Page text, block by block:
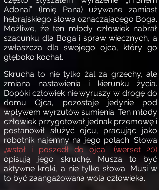
Adonai” (Imię Pana) używane zamiast
hebrajskiego słowa oznaczającego Boga.
Możliwe, że ten młody człowiek nabrał
szacunku dla Boga i spraw wiecznych, a
zwłaszcza dla swojego ojca, który go
głęboko kochał.
Skrucha to nie tylko żal za grzechy, ale
zmiana nastawienia i kierunku życia.
Dopóki człowiek nie wyruszy w drogę do
domu Ojca, pozostaje jedynie pod
wpływem wyrzutów sumienia. Ten młody
człowiek przygotował jednak przemowę i
postanowił służyć ojcu, pracując jako
robotnik najemny na jego polach. Słowa
„wstał i poszedł do ojca” (werset 20)
opisują jego skruchę. Muszą to być
aktywne kroki, a nie tylko słowa. Musi w
to być zaangażowana wola człowieka.